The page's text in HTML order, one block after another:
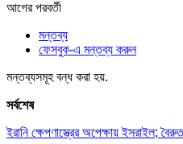
আগেরপরবর্তী
মন্তব্য
ফেসবুক-এ মন্তব্য করুন
মন্তব্যসমূহ বন্ধ করা হয়.
সর্বশেষ
ইরানি ক্ষেপণাস্ত্রের অপেক্ষায় ইসরাইল;